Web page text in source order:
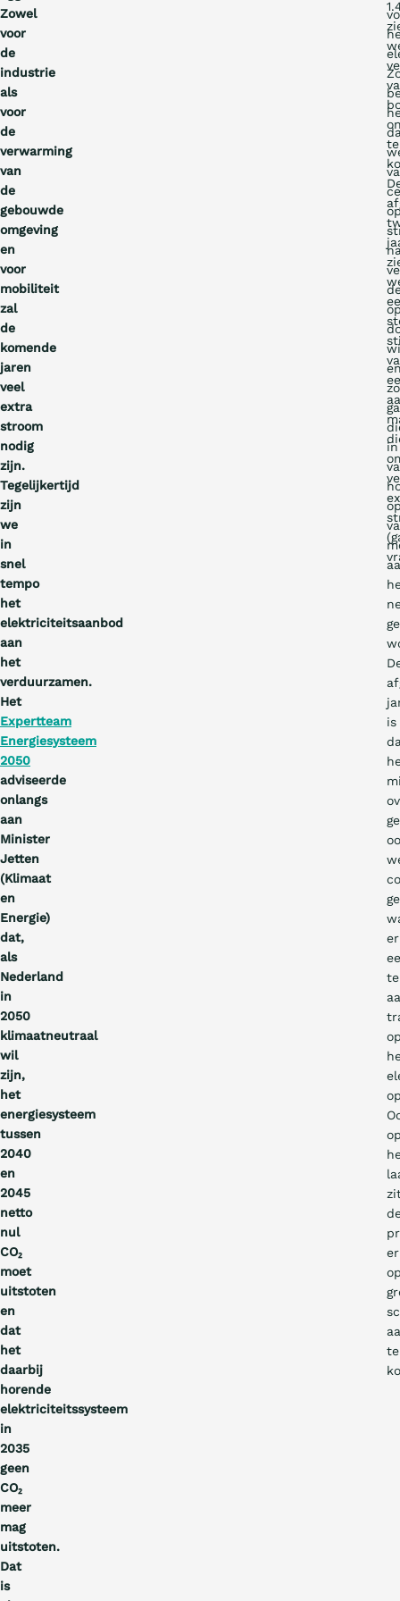
Zowel
voor
de
industrie
als
voor
de
verwarming
van
de
gebouwde
omgeving
en
voor
mobiliteit
zal
de
komende
jaren
veel
extra
stroom
nodig
zijn.
Tegelijkertijd
zijn
we
in
snel
tempo
het
elektriciteitsaanbod
aan
het
verduurzamen.
Het
Expertteam
Energiesysteem
2050
adviseerde
onlangs
aan
Minister
Jetten
(Klimaat
en
Energie)
dat,
als
Nederland
in
2050
klimaatneutraal
wil
zijn,
het
energiesysteem
tussen
2040
en
2045
netto
nul
CO₂
moet
uitstoten
en
dat
het
daarbij
horende
elektriciteitssysteem
in
2035
geen
CO₂
meer
mag
uitstoten.
Dat
is
in
is
er
er
te